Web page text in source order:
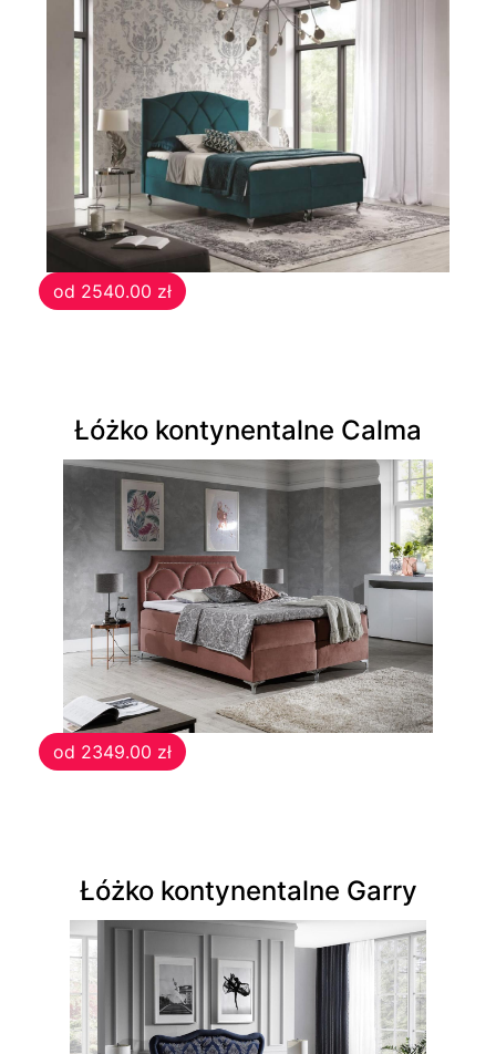
Witryny
od 2540.00 zł
Łóżko kontynentalne Calma
od 2349.00 zł
Łóżko kontynentalne Garry